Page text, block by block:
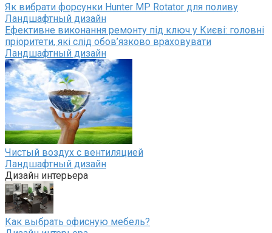
Як вибрати форсунки Hunter MP Rotator для поливу
Ландшафтный дизайн
Ефективне виконання ремонту під ключ у Києві: головні
пріоритети, які слід обов’язково враховувати
Ландшафтный дизайн
Чистый воздух с вентиляцией
Ландшафтный дизайн
Дизайн интерьера
Как выбрать офисную мебель?